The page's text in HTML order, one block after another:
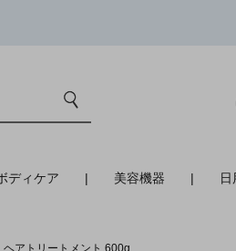
ディケア 美容機器
アトリートメント 600g